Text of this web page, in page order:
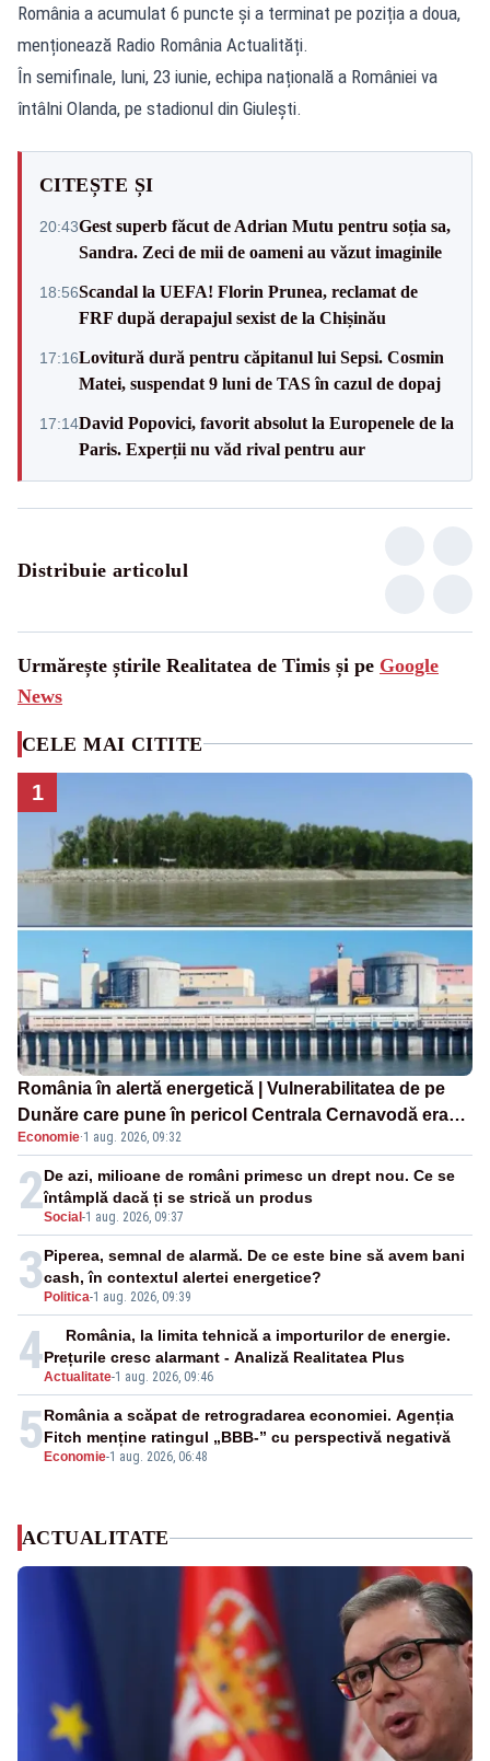
România a acumulat 6 puncte și a terminat pe poziția a doua,
menționează Radio România Actualități.
În semifinale, luni, 23 iunie, echipa națională a României va
întâlni Olanda, pe stadionul din Giulești.
CITEȘTE ȘI
20:43Gest superb făcut de Adrian Mutu pentru soția sa,
Sandra. Zeci de mii de oameni au văzut imaginile
18:56Scandal la UEFA! Florin Prunea, reclamat de
FRF după derapajul sexist de la Chișinău
17:16Lovitură dură pentru căpitanul lui Sepsi. Cosmin
Matei, suspendat 9 luni de TAS în cazul de dopaj
17:14David Popovici, favorit absolut la Europenele de la
Paris. Experții nu văd rival pentru aur
Distribuie articolul
Urmărește știrile Realitatea de Timis și pe Google
News
CELE MAI CITITE
1
România în alertă energetică | Vulnerabilitatea de pe
Dunăre care pune în pericol Centrala Cernavodă era
cunoscută de pe vremea lui Ceaușescu
Economie·1 aug. 2026, 09:32
2Social -1 aug. 2026, 09:37
De azi, milioane de români primesc un drept nou. Ce se
întâmplă dacă ți se strică un produs
3 Politica-1 aug. 2026, 09:39
Piperea, semnal de alarmă. De ce este bine să avem bani
cash, în contextul alertei energetice?
4Actualitate-1 aug. 2026, 09:46
România, la limita tehnică a importurilor de energie.
Prețurile cresc alarmant - Analiză Realitatea Plus
5 Economie-1 aug. 2026, 06:48
România a scăpat de retrogradarea economiei. Agenția
Fitch menține ratingul „BBB-” cu perspectivă negativă
ACTUALITATE